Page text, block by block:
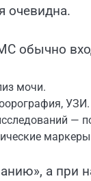
очевидна.
обычно
мочи.
УЗИ.
—
а при